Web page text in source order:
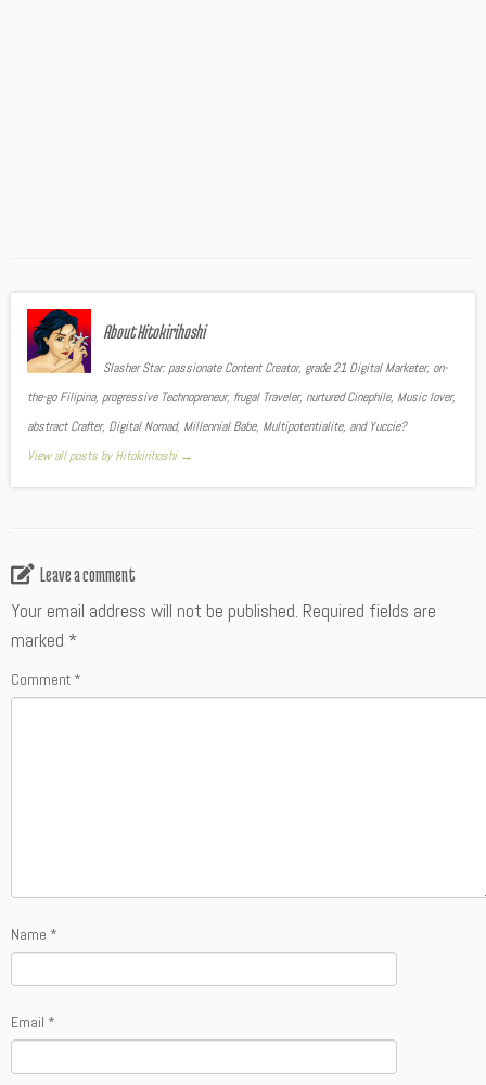
About Hitokirihoshi
Slasher Star: passionate Content Creator, grade 21 Digital Marketer, on-
the-go Filipina, progressive Technopreneur, frugal Traveler, nurtured Cinephile, Music lover,
abstract Crafter, Digital Nomad, Millennial Babe, Multipotentialite, and Yuccie?
View all posts by Hitokirihoshi →
Leave a comment
Your email address will not be published. Required fields are
marked *
Comment *
Name *
Email *